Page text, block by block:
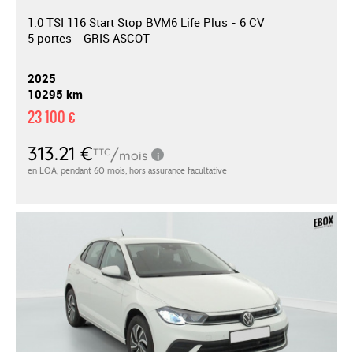
1.0 TSI 116 Start Stop BVM6 Life Plus - 6 CV
5 portes - GRIS ASCOT
2025
10295 km
23 100 €